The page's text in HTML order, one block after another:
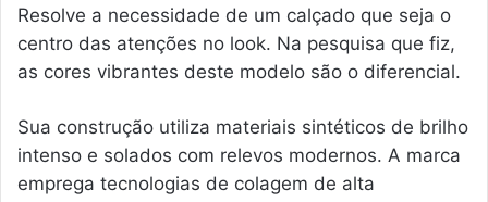
Resolve a necessidade de um calçado que seja o
centro das atenções no look. Na pesquisa que fiz,
as cores vibrantes deste modelo são o diferencial.
Sua construção utiliza materiais sintéticos de brilho
intenso e solados com relevos modernos. A marca
emprega tecnologias de colagem de alta